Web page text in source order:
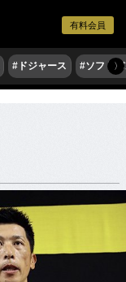
有料会員
#ドジャース #ソフト〉